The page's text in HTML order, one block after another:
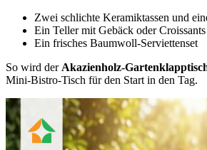
Zwei schlichte Keramiktassen und
Ein Teller mit Gebäck oder Croissants
Ein frisches Baumwoll-Serviettenset
So wird der Akazienholz-
Mini-Bistro-Tisch für den Start in den Tag.